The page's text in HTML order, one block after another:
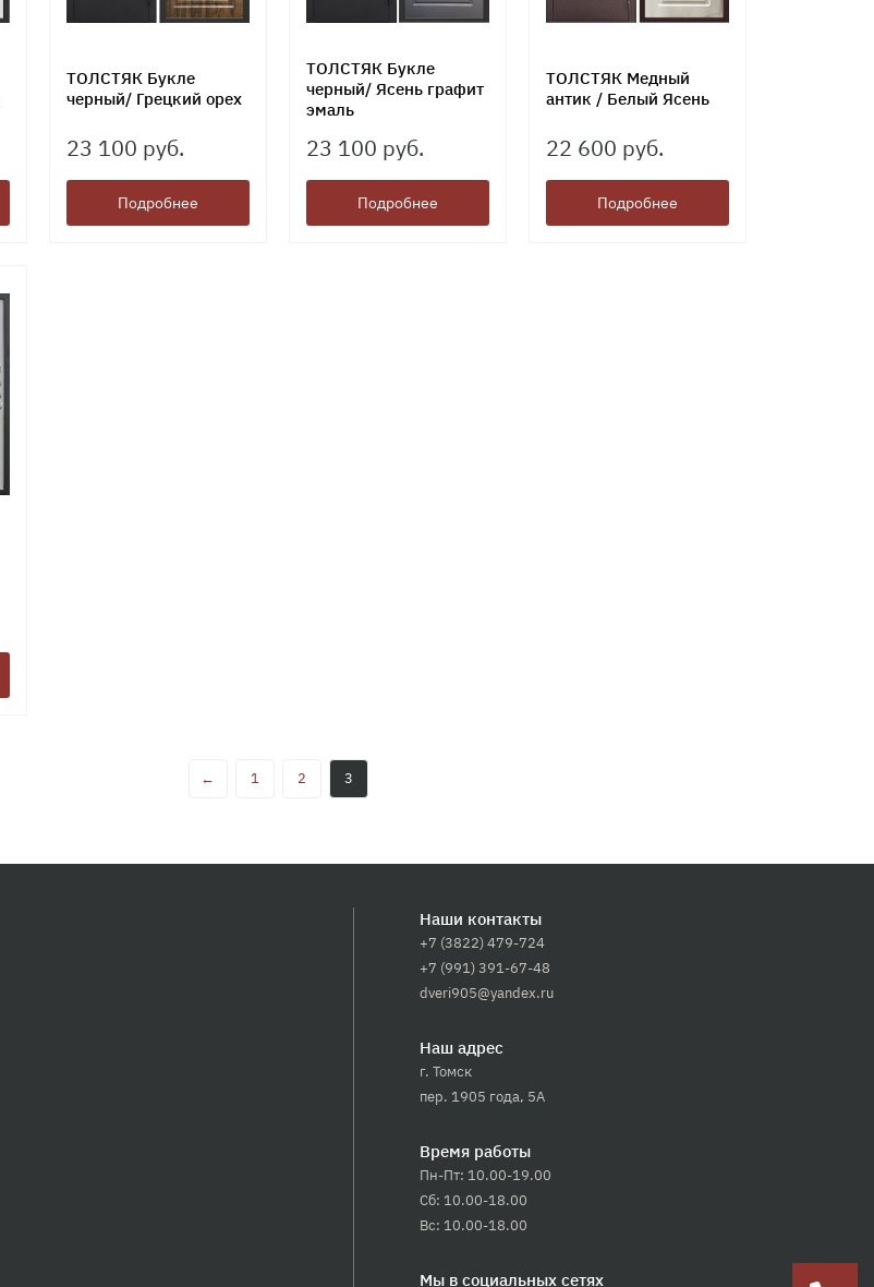
ТОЛСТЯК Букле
черный/ Грецкий орех
23 100 руб.
Подробнее
ТОЛСТЯК Букле
черный/ Ясень графит
эмаль
23 100 руб.
Подробнее
ТОЛСТЯК Медный
антик / Белый Ясень
22 600 руб.
Подробнее
← 1 2 3
Наши контакты
+7 (3822) 479-724
+7 (991) 391-67-48
dveri905@yandex.ru
Наш адрес
г. Томск
пер. 1905 года, 5А
Время работы
Пн-Пт: 10.00-19.00
Сб: 10.00-18.00
Вс: 10.00-18.00
Мы в социальных сетях